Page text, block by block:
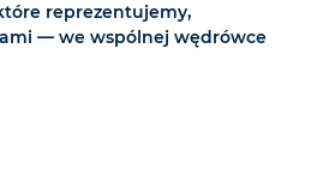
reprezentujemy,
— we wspólnej wędrówce